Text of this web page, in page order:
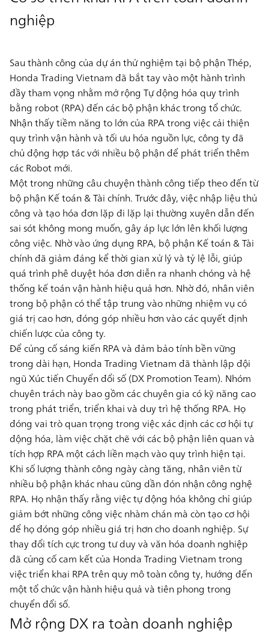
nghiệp
Sau thành công của dự án thử nghiệm tại bộ phận Thép,
Honda Trading Vietnam đã bắt tay vào một hành trình
đầy tham vọng nhằm mở rộng Tự động hóa quy trình
bằng robot (RPA)đến các bộ phận khác trong tổ chức.
Nhận thấy tiềm năng to lớn của RPA trong việccải thiện
quy trình vận hànhvàtối ưu hóa nguồn lực, công ty đã
chủ động hợp tác với nhiều bộ phận để phát triển thêm
các Robot mới.
Một trong những câu chuyện thành công tiếp theo đến từ
bộ phận Kế toán & Tài chính. Trước đây, việc nhập liệu thủ
công và tạo hóa đơn lặp đi lặp lại thường xuyên dẫn đến
sai sót không mong muốn, gây áp lực lớn lên khối lượng
công việc. Nhờ vàoứng dụng RPA, bộ phận Kế toán & Tài
chính đã giảm đáng kểthời gian xử lývàtỷ lệ lỗi, giúp
quá trình phê duyệt hóa đơn diễn ra nhanh chóng và hệ
thống kế toán vận hành hiệu quả hơn. Nhờ đó, nhân viên
trong bộ phận có thể tập trung vào những nhiệm vụ có
giá trị cao hơn, đóng góp nhiều hơn vào các quyết định
chiến lược của công ty.
Để củng cố sáng kiến RPA và đảm bảo tính bền vững
trong dài hạn, Honda Trading Vietnam đã thành lậpđội
ngũ Xúc tiến Chuyển đổi số (DX Promotion Team). Nhóm
chuyên trách này bao gồm các chuyên gia có kỹ năng cao
trong phát triển, triển khai và duy trì hệ thống RPA. Họ
đóng vai trò quan trọng trong việc xác địnhcác cơ hội tự
động hóa, làm việc chặt chẽ với các bộ phận liên quan và
tích hợp RPA một cách liền mạch vào quy trình hiện tại.
Khi số lượng thành công ngày càng tăng, nhân viên từ
nhiều bộ phận khác nhau cũng dần đón nhận công nghệ
RPA. Họ nhận thấy rằng việc tự động hóa không chỉ giúp
giảm bớt những công việc nhàm chán mà còn tạo cơ hội
để họ đóng góp nhiều giá trị hơn cho doanh nghiệp. Sự
thay đổi tích cực trong tư duy và văn hóa doanh nghiệp
đã củng cố cam kết của Honda Trading Vietnam trong
việc triển khai RPA trênquy mô toàn công ty, hướng đến
một tổ chức vận hành hiệu quả và tiên phong trong
chuyển đổi số.
Mở rộng DX ra toàn doanh nghiệp